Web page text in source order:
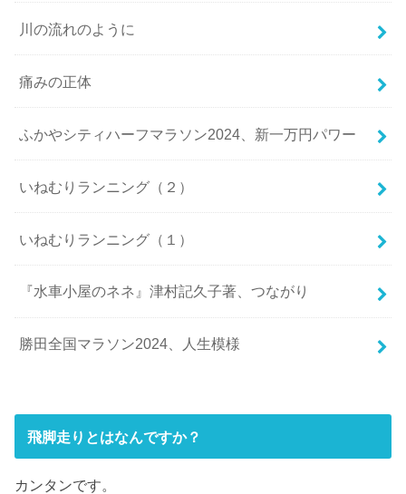
川の流れのように
痛みの正体
ふかやシティハーフマラソン2024、新一万円パワー
いねむりランニング（２）
いねむりランニング（１）
『水車小屋のネネ』津村記久子著、つながり
勝田全国マラソン2024、人生模様
飛脚走りとはなんですか？
カンタンです。